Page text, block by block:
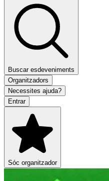
Buscar esdeveniments
Organitzadors
Necessites ajuda?
Entrar
Sóc organitzador